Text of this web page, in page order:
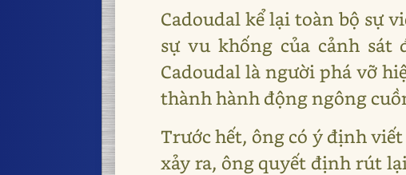
Cadoudal kể lại toàn bộ sự
sự vu khống của cảnh sát
Cadoudal là người phá vỡ
thành hành động ngông
Trước hết, ông có ý định
xảy ra, ông quyết định rút